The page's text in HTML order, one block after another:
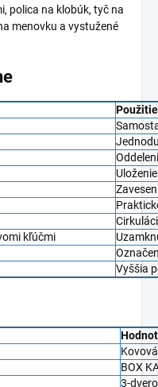
polica na klobúk, tyč na
menovku a vystužené
Použitie
kľúčmi
Vyššia
BOX
3-